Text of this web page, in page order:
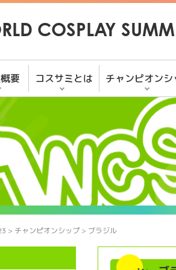
COSPLAY
要 コスサミとは チャンピオンシ
> チャンピオンシップ > ブラジル